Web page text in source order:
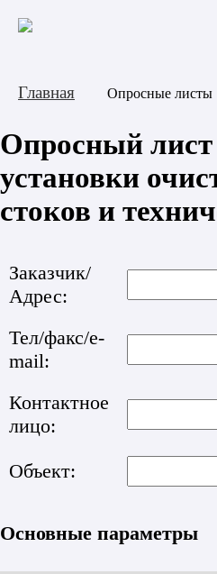
Главная Опросные листы
Опросный лист
установки
стоков и
Заказчик/
Адрес:
Тел/факс/e-
mail:
Контактное
лицо:
Объект:
Основные параметры